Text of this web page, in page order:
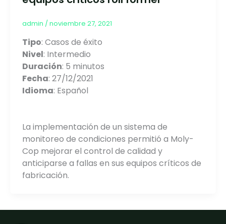
admin / noviembre 27, 2021
Tipo: Casos de éxito
Nivel: Intermedio
Duración: 5 minutos
Fecha: 27/12/2021
Idioma: Español
La implementación de un sistema de
monitoreo de condiciones permitió a Moly-
Cop mejorar el control de calidad y
anticiparse a fallas en sus equipos críticos de
fabricación.